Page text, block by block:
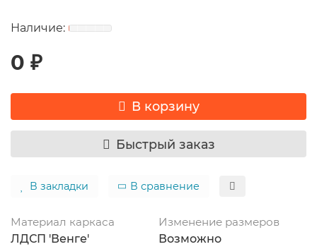
0 ₽
В корзину
Быстрый заказ
В закладки В сравнение
Материал каркаса
ЛДСП 'Венге'
Изменение размеров
Возможно